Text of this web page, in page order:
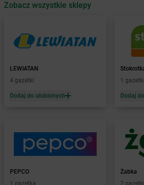
Żabka Babica
Żabka Babimost
Żabka Baborów
Żabka Bachowice
Żabka Bądkowo
Żabka Bąków
Żabka Baranowo
Żabka Barcin
Żabka Bardo
Zobacz wszystkie sklepy
LEWIATAN
4 gazetki
Dodaj do ulubionych
1
Dodaj
PEPCO
1 gazetka
Żabka
2 gazetki